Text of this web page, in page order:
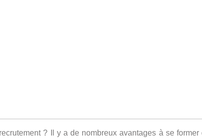
? Il y a de nombreux avantages à se